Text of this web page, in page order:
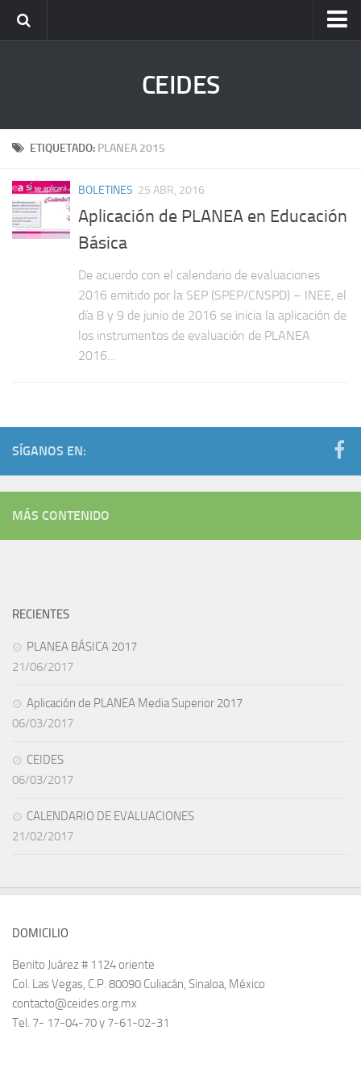
Departamentos
Noticias
Registro de Aplicadores
CEIDES
ETIQUETADO: PLANEA 2015
BOLETINES 25 ABR, 2016
Aplicación de PLANEA en Educación
Básica
De acuerdo con el calendario de evaluaciones
2016 emitido por la SEP (SPEP/CNSPD) – INEE, el
día 8 y 9 de junio de 2016 se inicia la aplicación de
los instrumentos de evaluación de PLANEA
2016...
SÍGANOS EN:
MÁS CONTENIDO
RECIENTES
PLANEA BÁSICA 2017
21/06/2017
Aplicación de PLANEA Media Superior 2017
06/03/2017
CEIDES
06/03/2017
CALENDARIO DE EVALUACIONES
21/02/2017
DOMICILIO
Benito Juárez # 1124 oriente
Col. Las Vegas, C.P. 80090 Culiacán, Sinaloa, México
contacto@ceides.org.mx
Tel. 7- 17-04-70 y 7-61-02-31